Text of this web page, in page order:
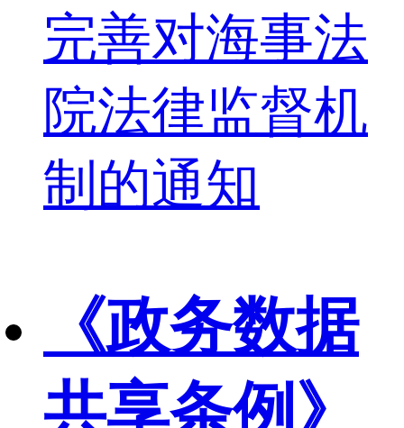
完善对海事法
院法律监督机
制的通知
《政务数据
共享条例》